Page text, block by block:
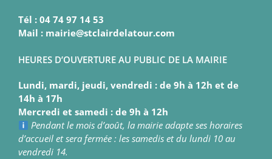
Tél : 04 74 97 14 53
Mail : mairie@stclairdelatour.com
HEURES D’OUVERTURE AU PUBLIC DE LA MAIRIE
Lundi, mardi, jeudi, vendredi : de 9h à 12h et de
14h à 17h
Mercredi et samedi : de 9h à 12h
Pendant le mois d’août, la mairie adapte ses horaires
d’accueil et sera fermée : les samedis et du lundi 10 au
vendredi 14.